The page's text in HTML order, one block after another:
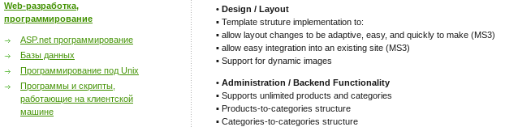
Web-разработка,
программирование
ASP.net программирование
Базы данных
Программирование под Unix
Программы и скрипты,
работающие на клиентской
машине
• Design / Layout
▪ Template struture implementation to:
▪ allow layout changes to be adaptive, easy, and quickly to make (MS3)
▪ allow easy integration into an existing site (MS3)
▪ Support for dynamic images
• Administration / Backend Functionality
▪ Supports unlimited products and categories
▪ Products-to-categories structure
▪ Categories-to-categories structure